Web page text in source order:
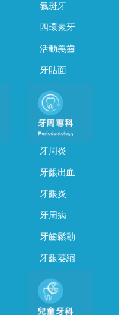
氟斑牙
四環素牙
活動義齒
牙貼面
牙周炎
牙齦出血
牙齦炎
牙周病
牙齒鬆動
牙齦萎縮